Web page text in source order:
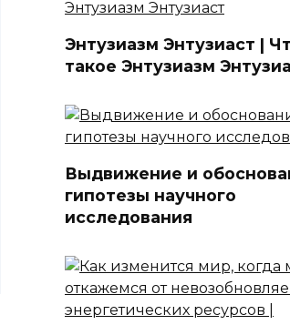
Энтузиазм Энтузиаст |
такое Энтузиазм
Выдвижение и
гипотезы научного
исследования